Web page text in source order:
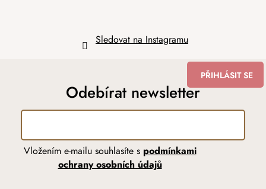
Sledovat na Instagramu
Odebírat newsletter
Vložením e-mailu souhlasíte s podmínkami
ochrany osobních údajů
PŘIHLÁSIT SE